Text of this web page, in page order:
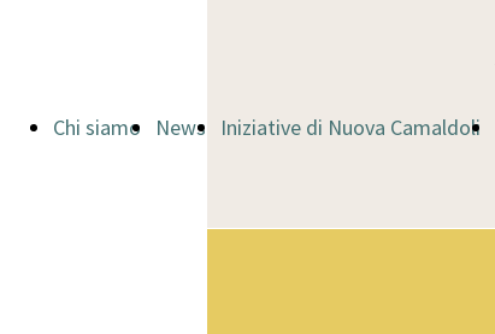
Chi siamo News Iniziative di Nuova Camaldoli